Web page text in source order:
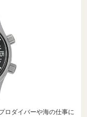
ロダイバーや海の仕事に